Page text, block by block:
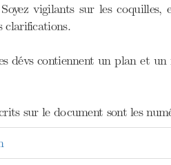
vigilants sur les
clarifications.
dévs contiennent un plan et un
sur le document sont les